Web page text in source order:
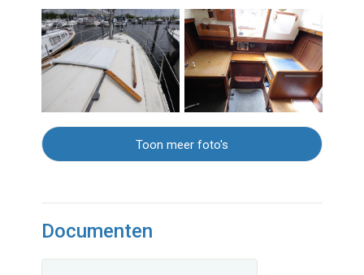
Toon meer foto's
Documenten